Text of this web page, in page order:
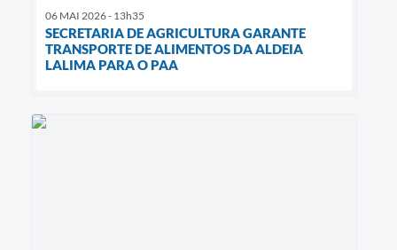
06 MAI 2026 - 13h35
SECRETARIA DE AGRICULTURA GARANTE
TRANSPORTE DE ALIMENTOS DA ALDEIA
LALIMA PARA O PAA